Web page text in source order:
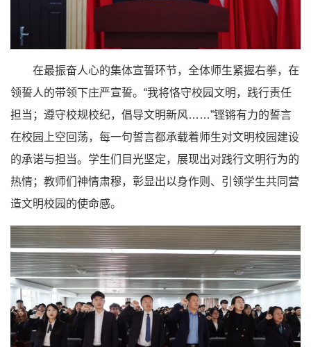
在最振奋人心的集体宣誓环节，全体师生紧握右拳，在
领誓人的带领下庄严宣誓。“我将恪守校园文明，践行责任
担当；遵守校规校纪，倡导文明新风……”铿锵有力的誓言
在校园上空回荡，每一句誓言都承载着师生对文明校园建设
的承诺与担当。学生们目光坚定，展现出对践行文明行为的
热情；教师们神情肃穆，彰显出以身作则、引领学生共同营
造文明校园的使命感。